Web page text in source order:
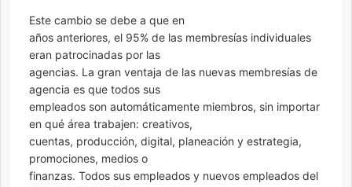
Este cambio se debe a que en
años anteriores, el 95% de las membresías individuales
eran patrocinadas por las
agencias. La gran ventaja de las nuevas membresías de
agencia es que todos sus
empleados son automáticamente miembros, sin importar
en qué área trabajen: creativos,
cuentas, producción, digital, planeación y estrategia,
promociones, medios o
finanzas. Todos sus empleados y nuevos empleados del